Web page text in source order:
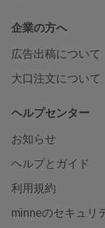
企業の方へ
広告出稿について
大口注文について
ヘルプセンター
お知らせ
ヘルプとガイド
利用規約
minneのセキュリ